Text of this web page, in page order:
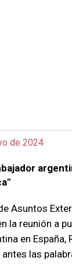
de 2024
Asuntos
la reunión a
en España,
las